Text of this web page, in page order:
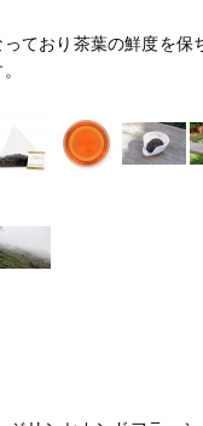
ており茶葉の鮮度を保